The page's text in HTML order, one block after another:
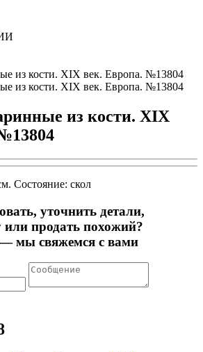
из кости. ХIХ
Состояние: скол
уточнить детали,
или продать похожий?
— мы свяжемся с вами